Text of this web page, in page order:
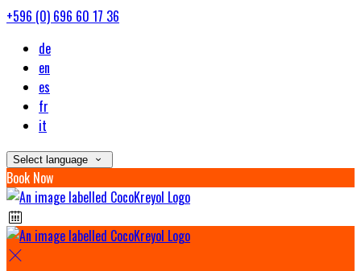
+596 (0) 696 60 17 36
de
en
es
fr
it
Select language
Book Now